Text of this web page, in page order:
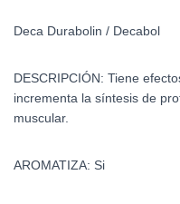
Deca Durabolin / Decabol
DESCRIPCIÓN: Tiene
incrementa la síntesis de
muscular.
AROMATIZA: Si